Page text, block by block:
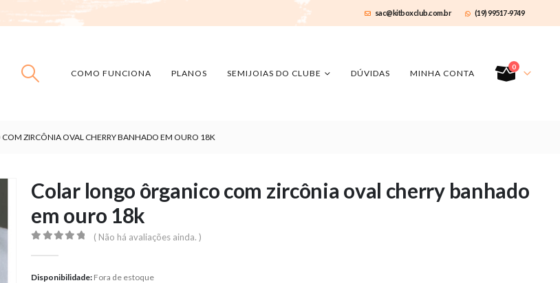
sac@kitboxclub.com.br (19) 99517-9749
COMO FUNCIONA PLANOS SEMIJOIAS DO CLUBE DÚVIDAS MINHA CONTA
0
ZIRCÔNIA OVAL CHERRY BANHADO EM OURO 18K
Colar longo ôrganico com zircônia oval cherry banhado
em ouro 18k
( Não há avaliações ainda. )
Disponibilidade: Fora de estoque